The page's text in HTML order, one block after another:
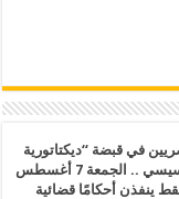
في قبضة “ديكتاتورية
عسكرية” عبد الرحمن السيد صداع سياسي جديد للسيسي .. الجمعة 7 أغسطس
1090 معتقلة بسجن العاشر من رمضان و47 فقط ينفذن أحكامًا قضائية